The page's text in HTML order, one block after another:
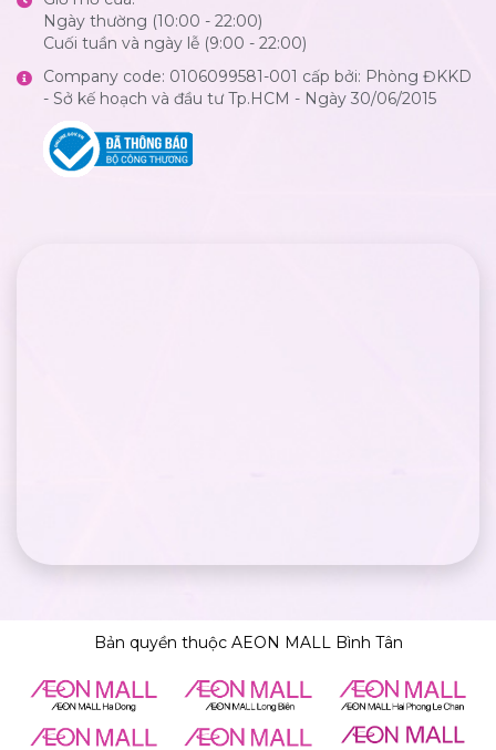
Ngày thường (10:00 - 22:00)
Cuối tuần và ngày lễ (9:00 - 22:00)
Company code: 0106099581-001 cấp bởi: Phòng ĐKKD
- Sở kế hoạch và đầu tư Tp.HCM - Ngày 30/06/2015
Bản quyền thuộc AEON MALL Bình Tân